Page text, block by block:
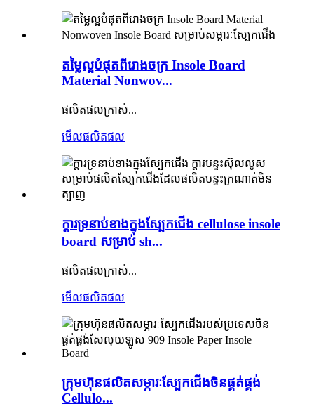
តម្លៃល្អបំផុតពីរោងចក្រ Insole Board
Material Nonwov...
ផលិតផលក្រាស់...
មើលផលិតផល
ក្តារទ្រនាប់ខាងក្នុងស្បែកជើង cellulose insole
board សម្រាប់ sh...
ផលិតផលក្រាស់...
មើលផលិតផល
ក្រុមហ៊ុនផលិតសម្ភារៈស្បែកជើងចិនផ្គត់ផ្គង់
Cellulo...